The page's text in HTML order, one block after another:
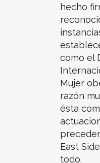
hecho
como el
Mujer
razón
ésta
East
todo.